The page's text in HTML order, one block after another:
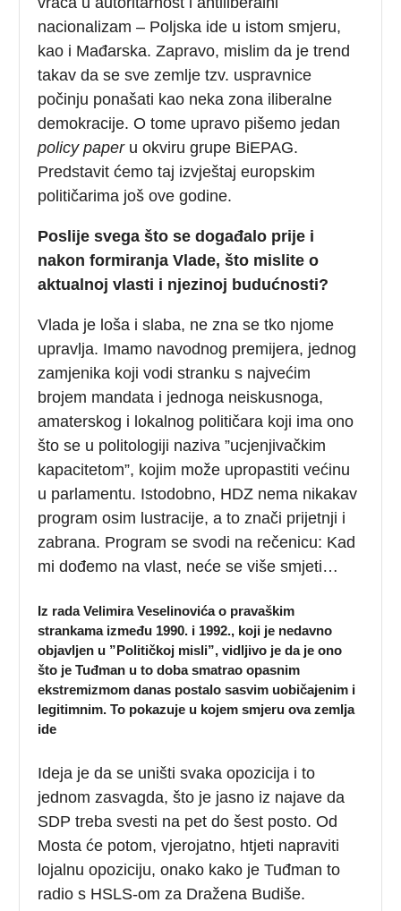
nacionalizam – Poljska ide u istom smjeru,
kao i Mađarska. Zapravo, mislim da je trend
takav da se sve zemlje tzv. uspravnice
počinju ponašati kao neka zona iliberalne
demokracije. O tome upravo pišemo jedan
policy paperu okviru grupe BiEPAG.
Predstavit ćemo taj izvještaj europskim
političarima još ove godine.
Poslije svega što se događalo prije i
nakon formiranja Vlade, što mislite o
aktualnoj vlasti i njezinoj budućnosti?
Vlada je loša i slaba, ne zna se tko njome
upravlja. Imamo navodnog premijera, jednog
zamjenika koji vodi stranku s najvećim
brojem mandata i jednoga neiskusnoga,
amaterskog i lokalnog političara koji ima ono
što se u politologiji naziva ”ucjenjivačkim
kapacitetom”, kojim može upropastiti većinu
u parlamentu. Istodobno, HDZ nema nikakav
program osim lustracije, a to znači prijetnji i
zabrana. Program se svodi na rečenicu: Kad
mi dođemo na vlast, neće se više smjeti…
Iz rada Velimira Veselinovića o pravaškim
strankama između 1990. i 1992., koji je nedavno
objavljen u ”Političkoj misli”, vidljivo je da je ono
što je Tuđman u to doba smatrao opasnim
ekstremizmom danas postalo sasvim uobičajenim i
legitimnim. To pokazuje u kojem smjeru ova zemlja
ide
Ideja je da se uništi svaka opozicija i to
jednom zasvagda, što je jasno iz najave da
SDP treba svesti na pet do šest posto. Od
Mosta će potom, vjerojatno, htjeti napraviti
lojalnu opoziciju, onako kako je Tuđman to
radio s HSLS-om za Dražena Budiše.